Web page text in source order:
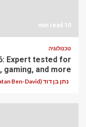
10 min read
טכנולוגיה
Expert tested for
gaming, and more
נתן בן דוד (Natan Ben-David)